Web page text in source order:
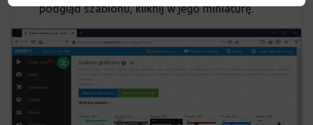
podgląd szablonu, kliknij w jego miniaturę.